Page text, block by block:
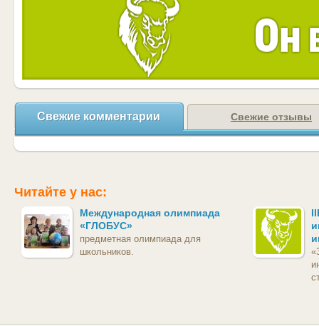
Свежие комментарии Свежие отзывы
Читайте у нас:
Международная олимпиада
«ГЛОБУС»
предметная олимпиада для
школьников.